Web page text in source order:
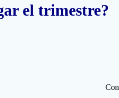
el trimestre?
Con